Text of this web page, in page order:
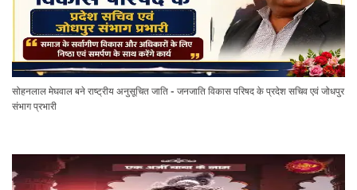
सोहनलाल मेघवाल बने राष्ट्रीय अनुसूचित जाति - जनजाति विकास परिषद के प्रदेश सचिव एवं जोधपुर
संभाग प्रभारी